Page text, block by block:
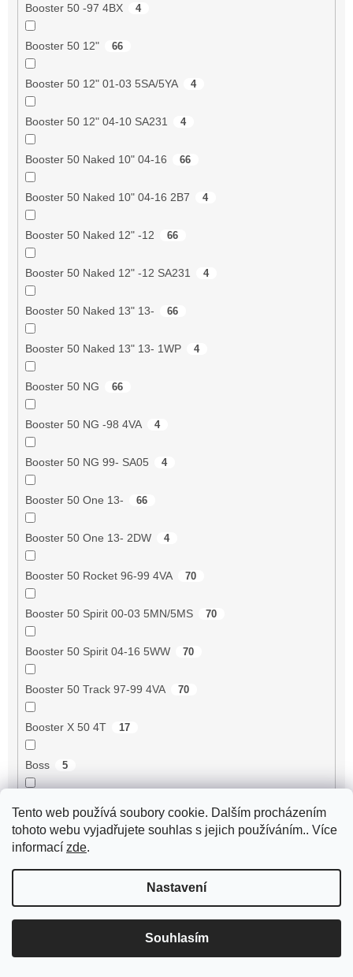
Tento web používá soubory cookie. Dalším procházením
tohoto webu vyjadřujete souhlas s jejich používáním.. Více
informací zde.
Nastavení
Souhlasím
Booster 50 -97 4BX 4
Booster 50 12" 66
Booster 50 12" 01-03 5SA/5YA 4
Booster 50 12" 04-10 SA231 4
Booster 50 Naked 10" 04-16 66
Booster 50 Naked 10" 04-16 2B7 4
Booster 50 Naked 12" -12 66
Booster 50 Naked 12" -12 SA231 4
Booster 50 Naked 13" 13- 66
Booster 50 Naked 13" 13- 1WP 4
Booster 50 NG 66
Booster 50 NG -98 4VA 4
Booster 50 NG 99- SA05 4
Booster 50 One 13- 66
Booster 50 One 13- 2DW 4
Booster 50 Rocket 96-99 4VA 70
Booster 50 Spirit 00-03 5MN/5MS 70
Booster 50 Spirit 04-16 5WW 70
Booster 50 Track 97-99 4VA 70
Booster X 50 4T 17
Boss 5
Boulevard 125 2V 02- [VTHBL2A1A]